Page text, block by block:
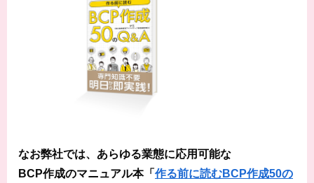
なお弊社では、あらゆる業態に応用可能な
BCP作成のマニュアル本「 作る前に読むBCP作成50の